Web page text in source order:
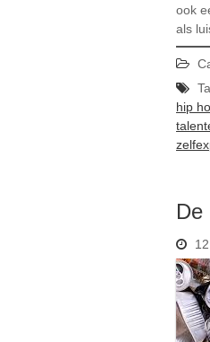
ook
als
hip
De